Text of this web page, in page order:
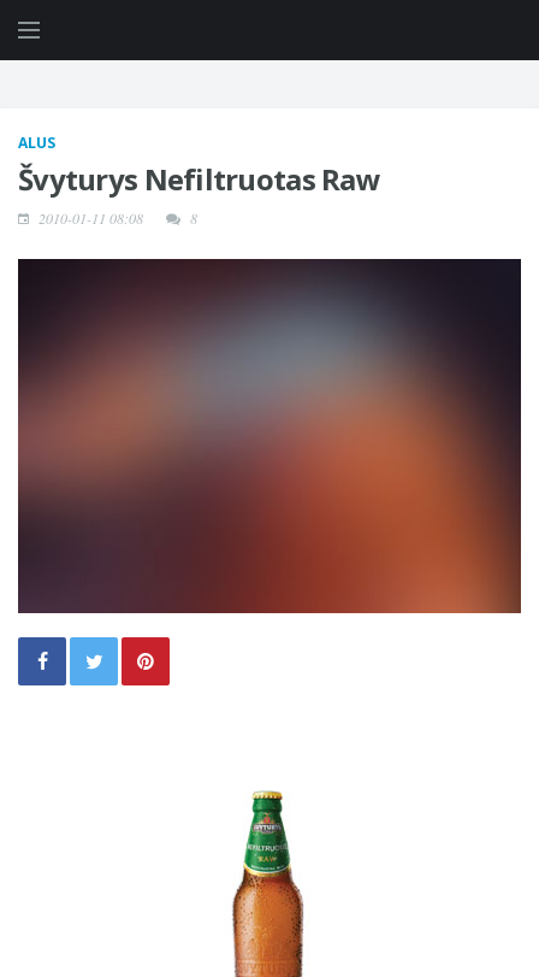
ALUS
Švyturys Nefiltruotas Raw
2010-01-11 08:08 8